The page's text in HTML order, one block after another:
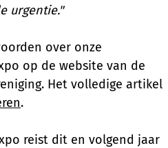
urgentie."
over onze
op de website van de
Het volledige artikel
.
reist dit en volgend jaar